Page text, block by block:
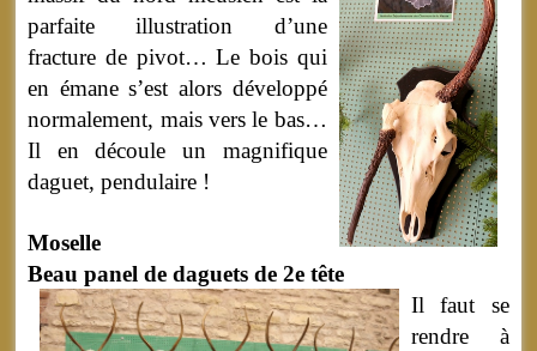
parfaite illustration d’une
fracture de pivot… Le bois qui
en émane s’est alors développé
normalement, mais vers le bas…
Il en découle un magnifique
daguet, pendulaire !
Moselle
Beau panel de daguets de 2e tête
Il faut se
rendre à